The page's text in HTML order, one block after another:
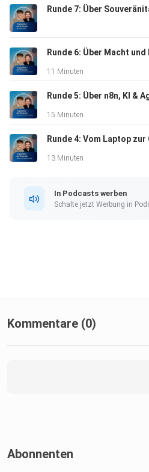
Hinweis zur Produktion: Dieser
predigt: Wir nutzen moderne
Expertenwissen stammen zu 100
Erfahrung. Bei Skripterstellung
Runde 6: Über Macht
11 Minuten
Runde 5: Über n8n, KI &
15 Minuten
Runde 4: Vom Laptop zur
13 Minuten
In Podcasts werben
Schalte jetzt Werbung in
Kommentare (0)
Abonnenten